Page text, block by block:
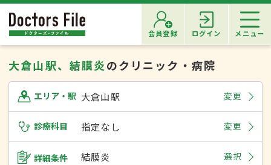
会員登録 ログイン メニュー
大倉山駅、結膜炎のクリニック・病院
エリア・駅 大倉山駅 変更
診療科目 指定なし 変更
詳細条件 結膜炎 選択